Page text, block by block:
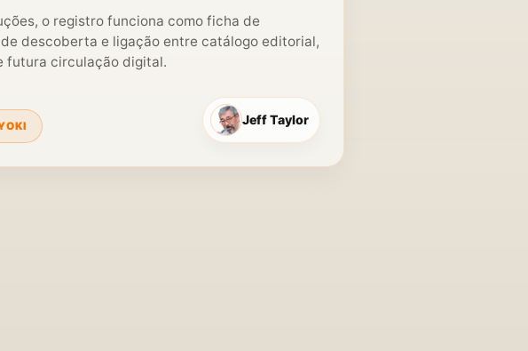
o registro funciona como ficha de
descoberta e ligação entre catálogo editorial,
futura circulação digital.
Jeff Taylor